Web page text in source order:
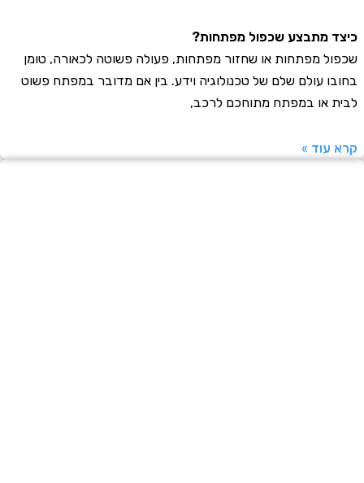
מתבצע שכפול מפתחות?
מפתחות או שחזור מפתחות, פעולה פשוטה לכאורה, טומן
עולם שלם של טכנולוגיה וידע. בין אם מדובר במפתח פשוט
או במפתח מתוחכם לרכב,
»